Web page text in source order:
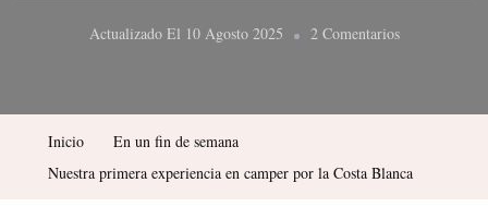
Actualizado El 10 Agosto 2025 2 ComentariosEn
Inicio
En un fin de semana
Nuestra primera experiencia en camper por la Costa Blanca